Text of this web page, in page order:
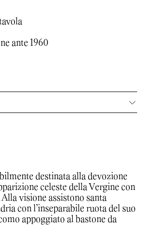
ante 1960
destinata alla devozione
celeste della Vergine con
visione assistono santa
con l’inseparabile ruota del suo
appoggiato al bastone da